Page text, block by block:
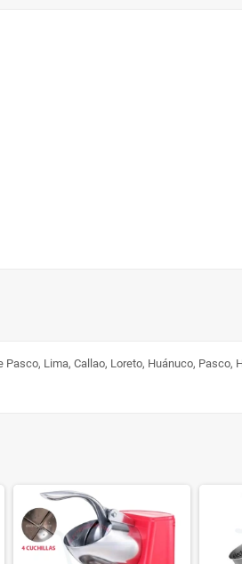
Lima, Callao, Loreto, Huánuco, Pasco,